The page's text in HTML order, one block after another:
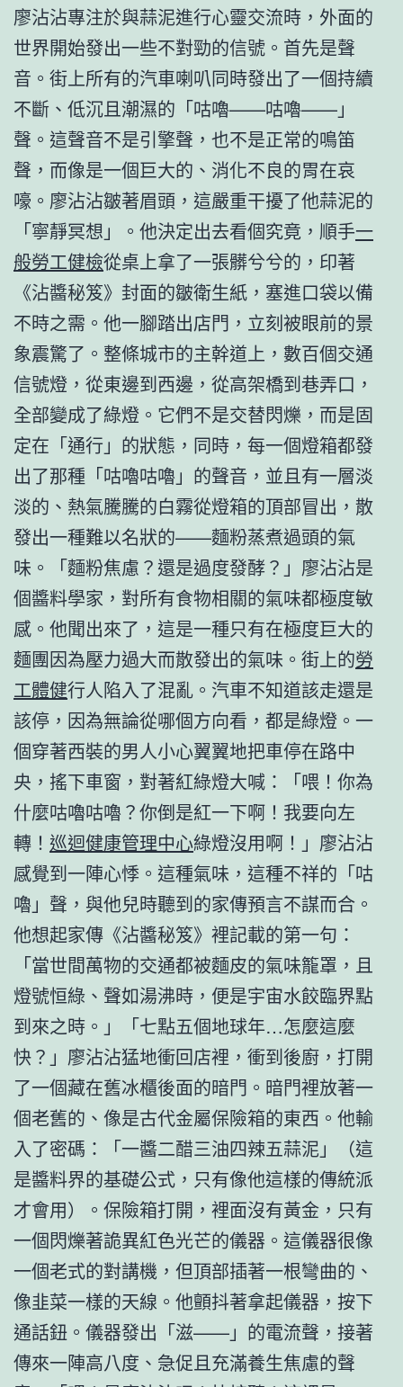
廖沾沾專注於與蒜泥進行心靈交流時，外面的
世界開始發出一些不對勁的信號。首先是聲
音。街上所有的汽車喇叭同時發出了一個持續
不斷、低沉且潮濕的「咕嚕——咕嚕——」
聲。這聲音不是引擎聲，也不是正常的鳴笛
聲，而像是一個巨大的、消化不良的胃在哀
嚎。廖沾沾皺著眉頭，這嚴重干擾了他蒜泥的
「寧靜冥想」。他決定出去看個究竟，順手一
般勞工健檢從桌上拿了一張髒兮兮的，印著
《沾醬秘笈》封面的皺衛生紙，塞進口袋以備
不時之需。他一腳踏出店門，立刻被眼前的景
象震驚了。整條城市的主幹道上，數百個交通
信號燈，從東邊到西邊，從高架橋到巷弄口，
全部變成了綠燈。它們不是交替閃爍，而是固
定在「通行」的狀態，同時，每一個燈箱都發
出了那種「咕嚕咕嚕」的聲音，並且有一層淡
淡的、熱氣騰騰的白霧從燈箱的頂部冒出，散
發出一種難以名狀的——麵粉蒸煮過頭的氣
味。「麵粉焦慮？還是過度發酵？」廖沾沾是
個醬料學家，對所有食物相關的氣味都極度敏
感。他聞出來了，這是一種只有在極度巨大的
麵團因為壓力過大而散發出的氣味。街上的勞
工體健行人陷入了混亂。汽車不知道該走還是
該停，因為無論從哪個方向看，都是綠燈。一
個穿著西裝的男人小心翼翼地把車停在路中
央，搖下車窗，對著紅綠燈大喊：「喂！你為
什麼咕嚕咕嚕？你倒是紅一下啊！我要向左
轉！ 巡迴健康管理中心綠燈沒用啊！」廖沾沾
感覺到一陣心悸。這種氣味，這種不祥的「咕
嚕」聲，與他兒時聽到的家傳預言不謀而合。
他想起家傳《沾醬秘笈》裡記載的第一句：
「當世間萬物的交通都被麵皮的氣味籠罩，且
燈號恒綠、聲如湯沸時，便是宇宙水餃臨界點
到來之時。」「七點五個地球年…怎麼這麼
快？」廖沾沾猛地衝回店裡，衝到後廚，打開
了一個藏在舊冰櫃後面的暗門。暗門裡放著一
個老舊的、像是古代金屬保險箱的東西。他輸
入了密碼：「一醬二醋三油四辣五蒜泥」（這
是醬料界的基礎公式，只有像他這樣的傳統派
才會用）。保險箱打開，裡面沒有黃金，只有
一個閃爍著詭異紅色光芒的儀器。這儀器很像
一個老式的對講機，但頂部插著一根彎曲的、
像韭菜一樣的天線。他顫抖著拿起儀器，按下
通話鈕。儀器發出「滋——」的電流聲，接著
傳來一陣高八度、急促且充滿養生焦慮的聲